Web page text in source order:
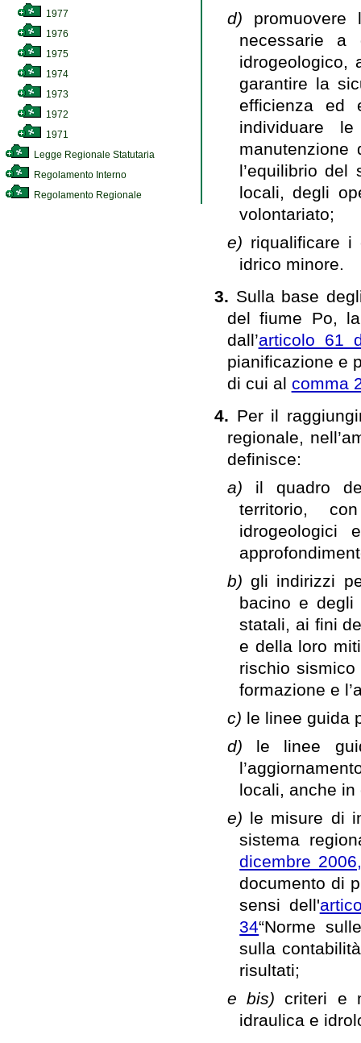
1977
1976
1975
1974
1973
1972
1971
Legge Regionale Statutaria
Regolamento Interno
Regolamento Regionale
d)
necessarie a
idrogeologico,
garantire la
efficienza ed
individuare
manutenzione
l’equilibrio del
locali, degli
volontariato;
e) riqualificare i
idrico minore.
3. Sulla base
del fiume Po, la
dall’articolo 61
pianificazione e
di cui al comma
4. Per il
regionale,
definisce:
a) il quadro
territorio,
idrogeologici
b)gli indirizzi
bacino e degli
statali, ai fini
e della loro
rischio sismico
formazione e
c) le linee guida
d) le linee
locali, anche in
e) le misure di
sistema
dicembre
documento di
sensi dell'
34“Norme
sulla
risultati;
e bis)criteri e
idraulica e